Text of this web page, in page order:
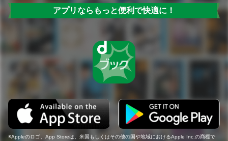
アプリならもっと便利で快適に！
Appleのロゴ、App Storeは、米国もしくはその他の国や地域におけるApple Inc.の商標で